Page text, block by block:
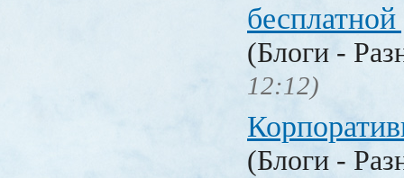
(Блоги -
12:12)
(Блоги -